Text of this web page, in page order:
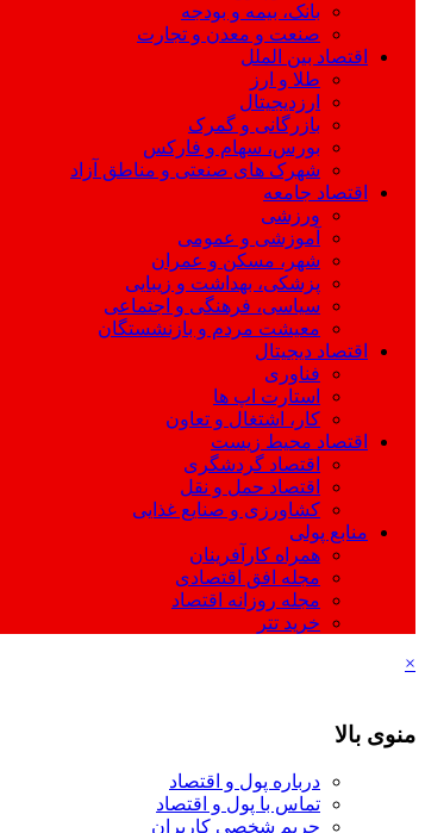
بانک، بیمه و بودجه
صنعت و معدن و تجارت
اقتصاد بین الملل
طلا و ارز
ارزدیجیتال
بازرگانی و گمرک
بورس، سهام و فارکس
شهرک های صنعتی و مناطق آزاد
اقتصاد جامعه
ورزشی
آموزشی و عمومی
شهر، مسکن و عمران
پزشکی، بهداشت و زیبایی
سیاسی، فرهنگی و اجتماعی
معیشت مردم و بازنشستگان
اقتصاد دیجیتال
فناوری
استارت اپ ها
کار، اشتغال و تعاون
اقتصاد محیط زیست
اقتصاد گردشگری
اقتصاد حمل و نقل
کشاورزی و صنایع غذایی
منابع پولی
همراه کارآفرینان
مجله افق اقتصادی
مجله روزانه اقتصاد
خرید تتر
×
منوی بالا
درباره پول و اقتصاد
تماس با پول و اقتصاد
حریم شخصی کاربران